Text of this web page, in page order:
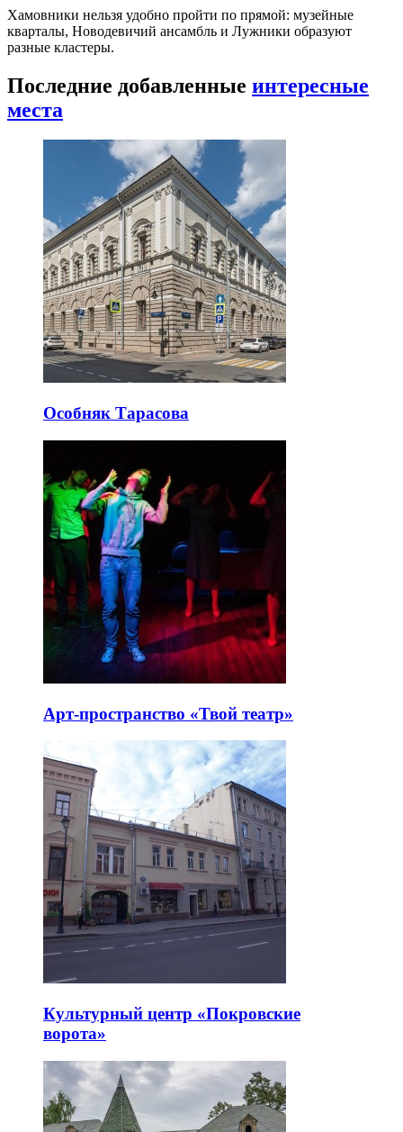
Хамовники нельзя удобно пройти по прямой: музейные
кварталы, Новодевичий ансамбль и Лужники образуют
разные кластеры.
Последние добавленные интересные
места
Особняк Тарасова
Арт-пространство «Твой театр»
Культурный центр «Покровские
ворота»